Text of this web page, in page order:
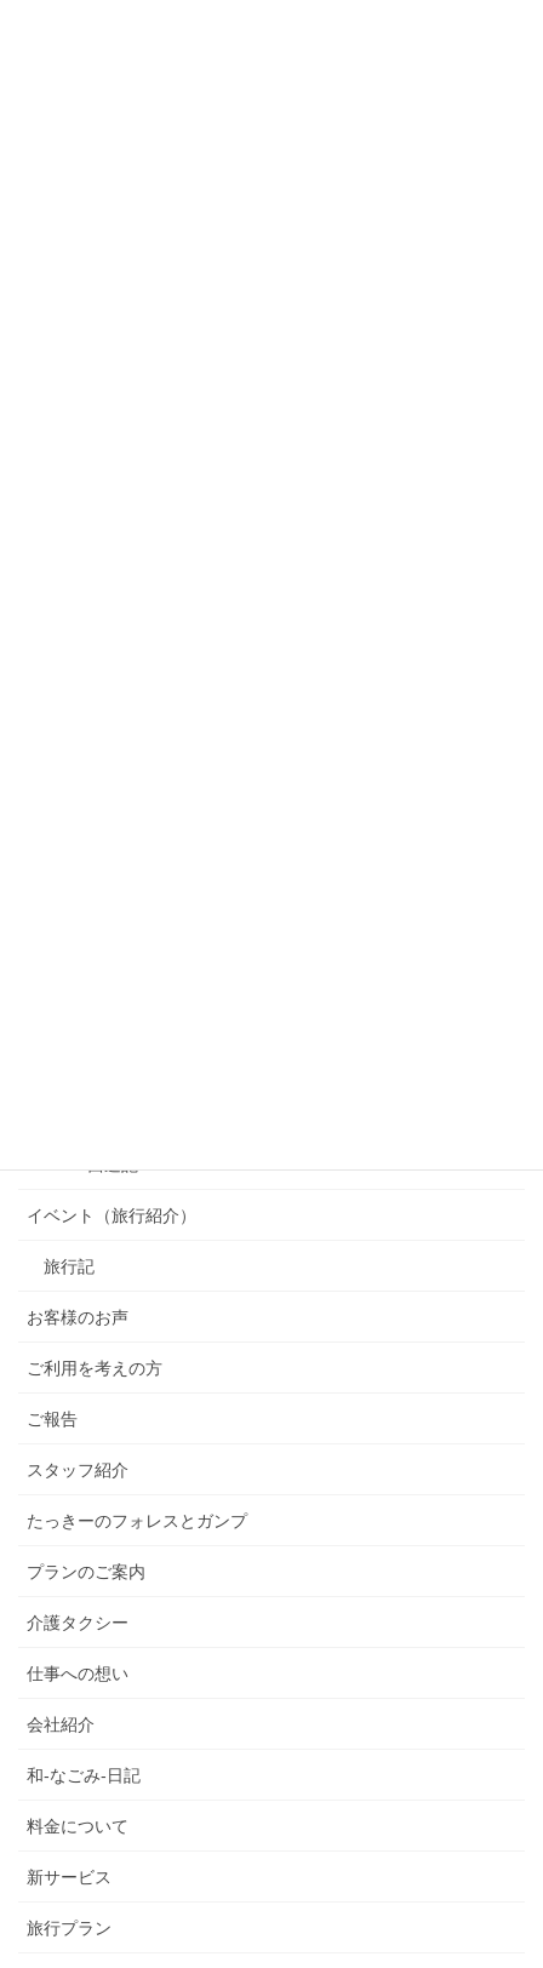
OSAKA 西遊記
イベント（旅行紹介）
旅行記
お客様のお声
ご利用を考えの方
ご報告
スタッフ紹介
たっきーのフォレスとガンプ
プランのご案内
介護タクシー
仕事への想い
会社紹介
和-なごみ-日記
料金について
新サービス
旅行プラン